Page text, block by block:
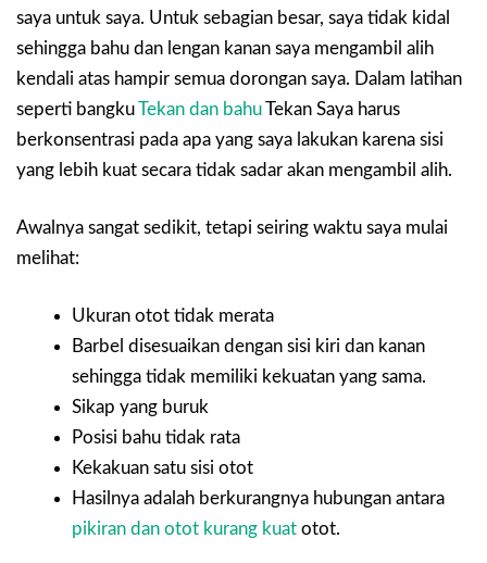
saya untuk saya. Untuk sebagian besar, saya tidak kidal
sehingga bahu dan lengan kanan saya mengambil alih
kendali atas hampir semua dorongan saya. Dalam latihan
seperti bangkuTekan dan bahuTekan Saya harus
berkonsentrasi pada apa yang saya lakukan karena sisi
yang lebih kuat secara tidak sadar akan mengambil alih.
Awalnya sangat sedikit, tetapi seiring waktu saya mulai
melihat:
Ukuran otot tidak merata
Barbel disesuaikan dengan sisi kiri dan kanan
sehingga tidak memiliki kekuatan yang sama.
Sikap yang buruk
Posisi bahu tidak rata
Kekakuan satu sisi otot
Hasilnya adalah berkurangnya hubungan antara
pikiran dan otot kurang kuat otot.